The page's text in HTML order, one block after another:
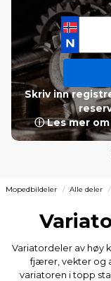
Skriv inn
ⓘ Les mer
Mopedbildeler Alle deler
Variatordeler av høy
fjærer, vekter og
variatoren i topp